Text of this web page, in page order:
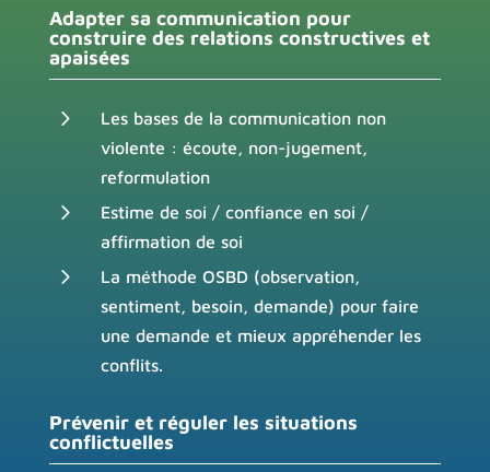
Adapter sa communication pour
construire des relations constructives et
apaisées
5
Les bases de la communication non
violente : écoute, non-jugement,
reformulation
5
Estime de soi / confiance en soi /
affirmation de soi
5
La méthode OSBD (observation,
sentiment, besoin, demande) pour faire
une demande et mieux appréhender les
conflits.
Prévenir et réguler les situations
conflictuelles